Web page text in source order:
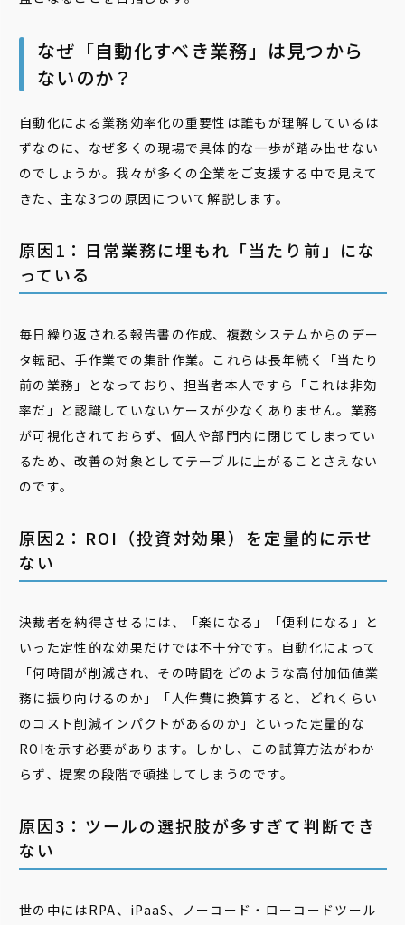
なぜ「自動化すべき業務」は見つから
ないのか？
自動化による業務効率化の重要性は誰もが理解しているは
ずなのに、なぜ多くの現場で具体的な一歩が踏み出せない
のでしょうか。我々が多くの企業をご支援する中で見えて
きた、主な3つの原因について解説します。
原因1：日常業務に埋もれ「当たり前」にな
っている
毎日繰り返される報告書の作成、複数システムからのデー
タ転記、手作業での集計作業。これらは長年続く「当たり
前の業務」となっており、担当者本人ですら「これは非効
率だ」と認識していないケースが少なくありません。業務
が可視化されておらず、個人や部門内に閉じてしまってい
るため、改善の対象としてテーブルに上がることさえない
のです。
原因2：ROI（投資対効果）を定量的に示せ
ない
決裁者を納得させるには、「楽になる」「便利になる」と
いった定性的な効果だけでは不十分です。自動化によって
「何時間が削減され、その時間をどのような高付加価値業
務に振り向けるのか」「人件費に換算すると、どれくらい
のコスト削減インパクトがあるのか」といった定量的な
ROIを示す必要があります。しかし、この試算方法がわか
らず、提案の段階で頓挫してしまうのです。
原因3：ツールの選択肢が多すぎて判断でき
ない
世の中にはRPA、iPaaS、ノーコード・ローコードツール